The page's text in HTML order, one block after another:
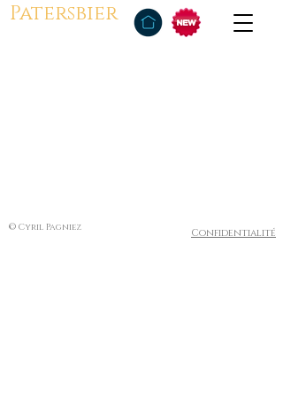
Patersbier
© Cyril Pagniez Confidentialité